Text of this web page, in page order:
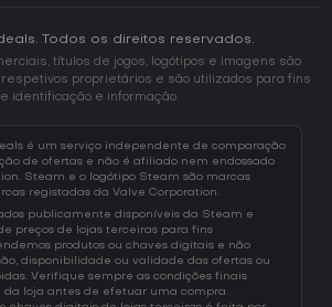
Todos os direitos reservados.
títulos de jogos, logótipos e imagens são
proprietários e são utilizados para fins
identificação e informação.
é um serviço independente de comparação
de ofertas e não é afiliado nem endossado
Steam e o logótipo Steam são marcas
registadas da Valve Corporation.
publicamente disponíveis da Steam e
preços de lojas terceiras para fins
produtos ou chaves digitais e não
disponibilidade ou validade das ofertas ou
Verifique sempre as condições finais
loja antes de efetuar uma compra.